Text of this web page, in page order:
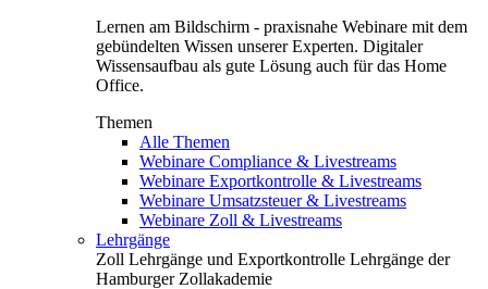
Lernen am Bildschirm - praxisnahe Webinare mit dem
gebündelten Wissen unserer Experten. Digitaler
Wissensaufbau als gute Lösung auch für das Home
Office.
Themen
Alle Themen
Webinare Compliance & Livestreams
Webinare Exportkontrolle & Livestreams
Webinare Umsatzsteuer & Livestreams
Webinare Zoll & Livestreams
Lehrgänge
Zoll Lehrgänge und Exportkontrolle Lehrgänge der
Hamburger Zollakademie